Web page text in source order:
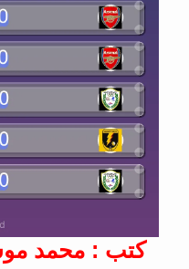
كتب : محمد